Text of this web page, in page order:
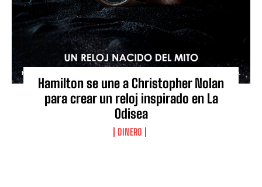
Hamilton se une a Christopher Nolan
para crear un reloj inspirado en La
Odisea
DINERO